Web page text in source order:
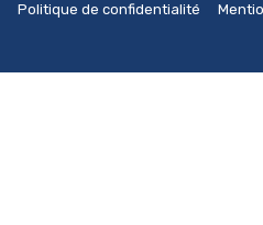
Politique de confidentialité